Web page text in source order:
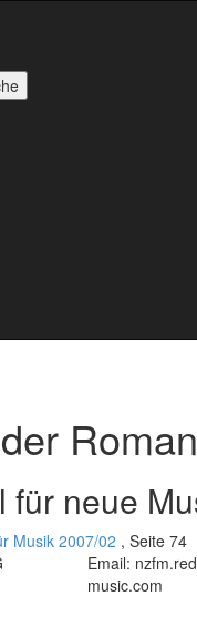
für neue
Musik 2007/02 , Seite 74
Email:
music.com